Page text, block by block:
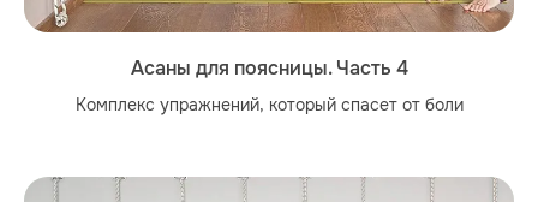
Асаны для поясницы. Часть 4
Комплекс упражнений, который спасет от боли